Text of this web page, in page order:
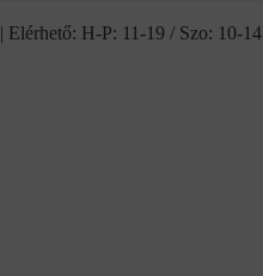
| Elérhető: H-P: 11-19 / Szo: 10-14